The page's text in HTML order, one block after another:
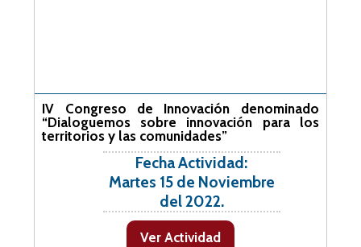
IV Congreso de Innovación denominado
“Dialoguemos sobre innovación para los
territorios y las comunidades”
Fecha Actividad:
Martes 15 de Noviembre
del 2022.
Ver Actividad